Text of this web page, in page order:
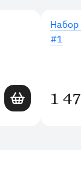
Добавить в
#1
1